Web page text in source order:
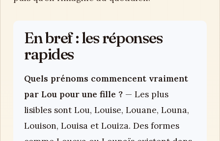
En bref : les réponses
rapides
Quels prénoms commencent vraiment
par Lou pour une fille ? — Les plus
lisibles sont Lou, Louise, Louane, Louna,
Louison, Louisa et Louiza. Des formes